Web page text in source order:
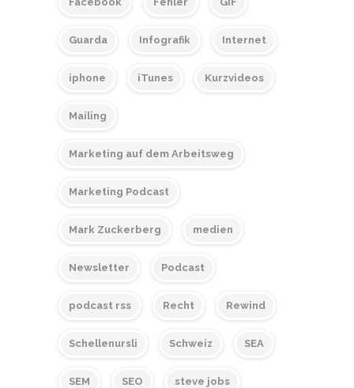
Guarda Infografik Internet
iphone iTunes Kurzvideos
Mailing
Marketing auf dem Arbeitsweg
Marketing Podcast
Mark Zuckerberg medien
Newsletter Podcast
podcast rss Recht Rewind
Schellenursli Schweiz SEA
SEM SEO steve jobs